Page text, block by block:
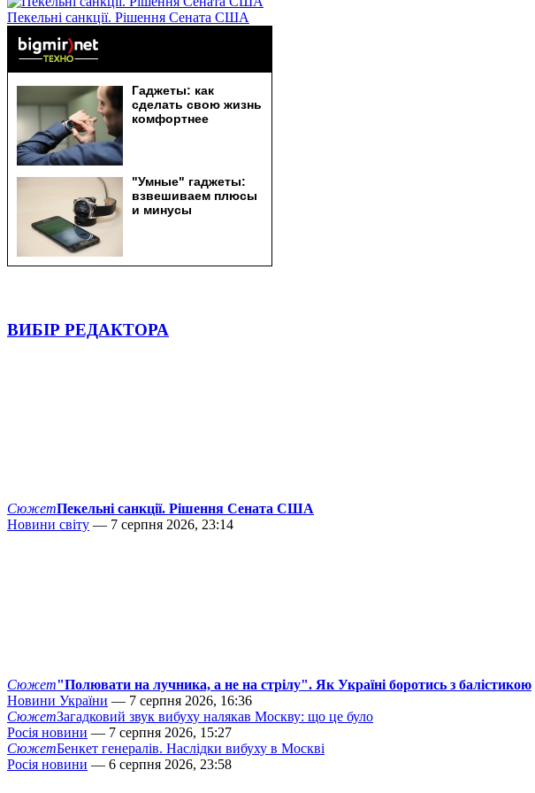
Пекельні санкції. Рішення Сената США
ВИБІР РЕДАКТОРА
СюжетПекельні санкції. Рішення Сената США
Новини світу — 7 серпня 2026, 23:14
Сюжет"Полювати на лучника, а не на стрілу". Як Україні боротись з балістикою
Новини України — 7 серпня 2026, 16:36
СюжетЗагадковий звук вибуху налякав Москву: що це було
Росія новини — 7 серпня 2026, 15:27
СюжетБенкет генералів. Наслідки вибуху в Москві
Росія новини — 6 серпня 2026, 23:58